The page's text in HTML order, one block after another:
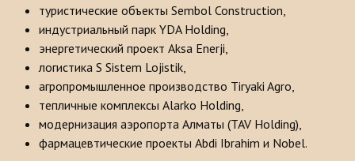
КОНТАКТЫ
туристические объекты Sembol Construction,
индустриальный парк YDA Holding,
энергетический проект Aksa Enerji,
логистика S Sistem Lojistik,
агропромышленное производство Tiryaki Agro,
тепличные комплексы Alarko Holding,
модернизация аэропорта Алматы (TAV Holding),
фармацевтические проекты Abdi Ibrahim и Nobel.